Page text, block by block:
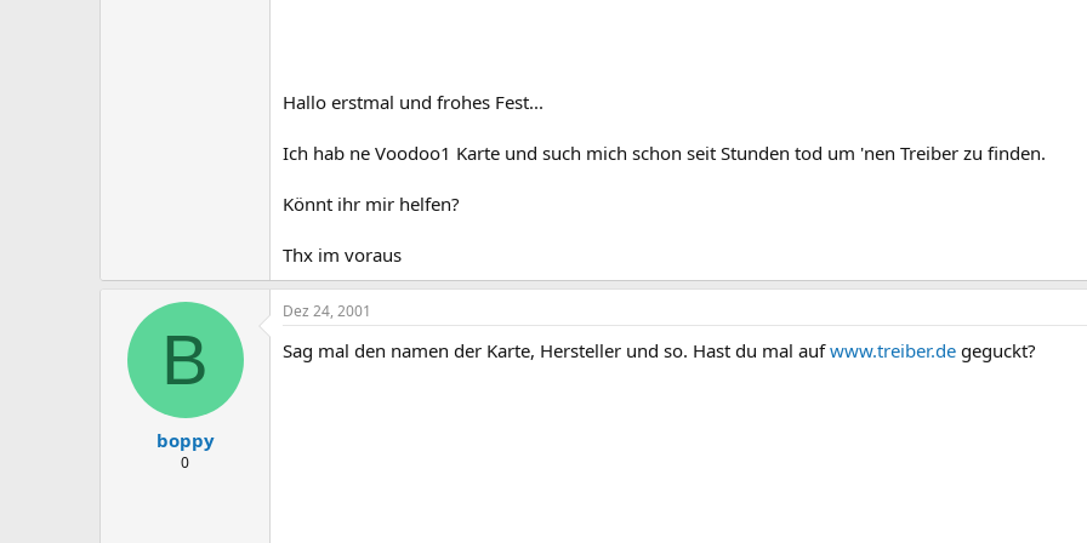
Hallo erstmal und frohes Fest...
Ich hab ne Voodoo1 Karte und such mich schon seit Stunden tod um 'nen Treiber zu finden.
Könnt ihr mir helfen?
Thx im voraus
B
boppy
0
Dez 24, 2001
Sag mal den namen der Karte, Hersteller und so. Hast du mal aufwww.treiber.de geguckt?